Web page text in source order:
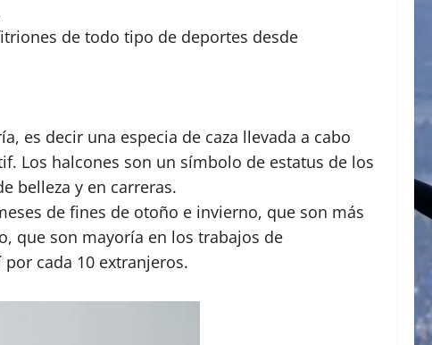
de todo tipo de deportes desde
es decir una especia de caza llevada a cabo
Los halcones son un símbolo de estatus de los
belleza y en carreras.
de fines de otoño e invierno, que son más
que son mayoría en los trabajos de
cada 10 extranjeros.